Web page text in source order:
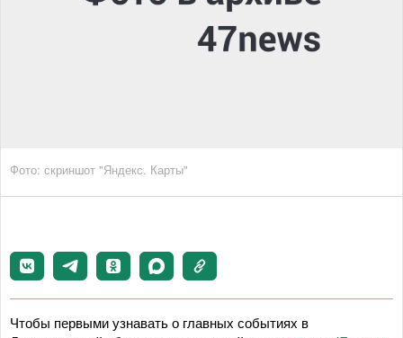
Фото: скриншот "Яндекс. Карты"
Чтобы первыми узнавать о главных событиях в